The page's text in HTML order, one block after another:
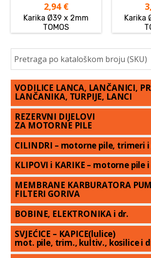
2,94 €
Karika Ø39 x 2mm
TOMOS
Karika
VODILICE LANCA, LANČANICI,
LANČANIKA, TURPIJE, LANCI
REZERVNI DIJELOVI
ZA MOTORNE PILE
CILINDRI – motorne pile, trimeri i
KLIPOVI i KARIKE – motorne pile
MEMBRANE KARBURATORA
FILTERI GORIVA
BOBINE, ELEKTRONIKA i dr.
SVJEĆICE – KAPICE(lulice)
mot. pile, trim., kultiv., kosilice i